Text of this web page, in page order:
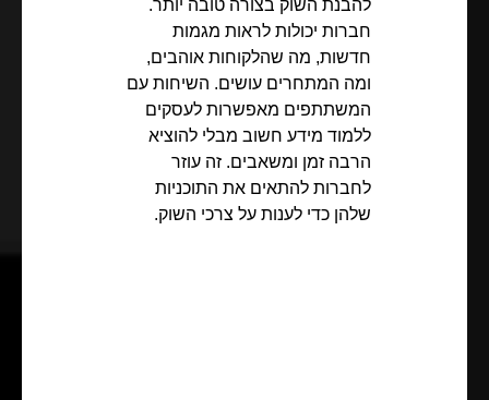
להבנת השוק בצורה טובה יותר.
חברות יכולות לראות מגמות
חדשות, מה שהלקוחות אוהבים,
ומה המתחרים עושים. השיחות עם
המשתתפים מאפשרות לעסקים
ללמוד מידע חשוב מבלי להוציא
הרבה זמן ומשאבים. זה עוזר
לחברות להתאים את התוכניות
שלהן כדי לענות על צרכי השוק.